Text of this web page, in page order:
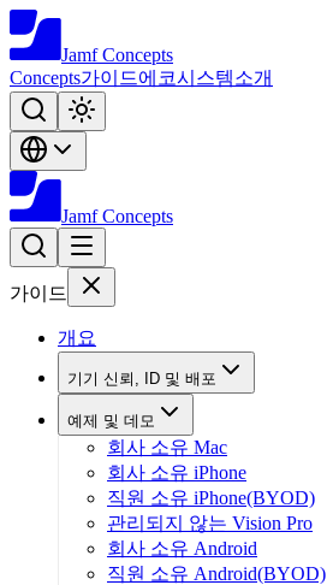
Jamf Concepts
Concepts가이드에코시스템소개
Jamf Concepts
가이드
개요
기기 신뢰, ID 및 배포
예제 및 데모
회사 소유 Mac
회사 소유 iPhone
직원 소유 iPhone(BYOD)
관리되지 않는 Vision Pro
회사 소유 Android
직원 소유 Android(BYOD)